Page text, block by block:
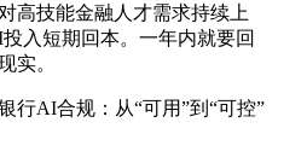
高技能金融人才需求持续上
入短期回本。一年内就要回
实。
行AI合规：从“可用”到“可控”